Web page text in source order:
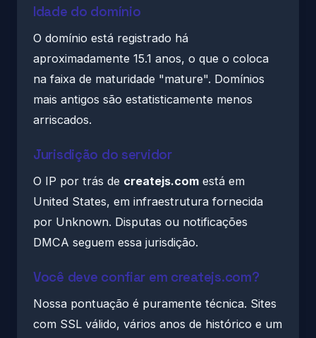
Idade do domínio
O domínio está registrado há
aproximadamente 15.1 anos, o que o coloca
na faixa de maturidade "mature". Domínios
mais antigos são estatisticamente menos
arriscados.
Jurisdição do servidor
O IP por trás de createjs.com está em
United States, em infraestrutura fornecida
por Unknown. Disputas ou notificações
DMCA seguem essa jurisdição.
Você deve confiar em createjs.com?
Nossa pontuação é puramente técnica. Sites
com SSL válido, vários anos de histórico e um